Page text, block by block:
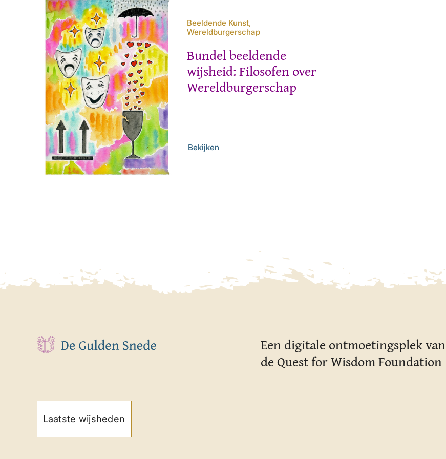
Beeldende Kunst,
Wereldburgerschap
Bundel beeldende
wijsheid: Filosofen over
Wereldburgerschap
Bekijken
Een digitale ontmoetingsplek van
de Quest for Wisdom Foundation
Laatste wijsheden